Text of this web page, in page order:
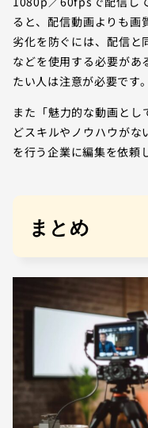
ると、配信動画よりも画
劣化を防ぐには、配信と
などを使用する必要があ
たい人は注意が必要です。
また「魅力的な動画とし
どスキルやノウハウが
を行う企業に編集を依頼
まとめ